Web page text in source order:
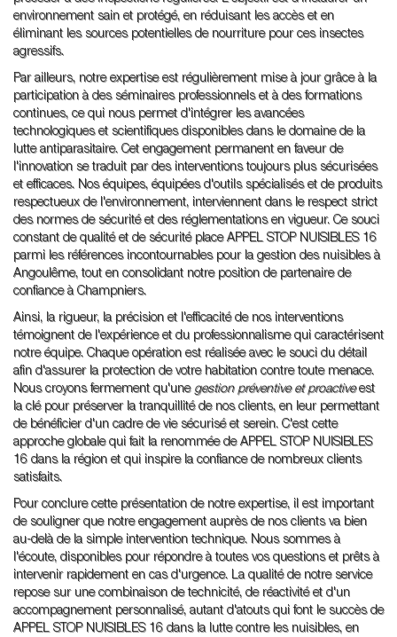
environnement sain et protégé, en réduisant les accès et en
éliminant les sources potentielles de nourriture pour ces insectes
agressifs.
Par ailleurs, notre expertise est régulièrement mise à jour grâce à la
participation à des séminaires professionnels et à des formations
continues, ce qui nous permet d'intégrer les avancées
technologiques et scientifiques disponibles dans le domaine de la
lutte antiparasitaire. Cet engagement permanent en faveur de
l'innovation se traduit par des interventions toujours plus sécurisées
et efficaces. Nos équipes, équipées d'outils spécialisés et de produits
respectueux de l'environnement, interviennent dans le respect strict
des normes de sécurité et des réglementations en vigueur. Ce souci
constant de qualité et de sécurité place APPEL STOP NUISIBLES 16
parmi les références incontournables pour la gestion des nuisibles à
Angoulême, tout en consolidant notre position de partenaire de
confiance à Champniers.
Ainsi, la rigueur, la précision et l'efficacité de nos interventions
témoignent de l'expérience et du professionnalisme qui caractérisent
notre équipe. Chaque opération est réalisée avec le souci du détail
afin d'assurer la protection de votre habitation contre toute menace.
Nous croyons fermement qu'une gestion préventive et proactiveest
la clé pour préserver la tranquillité de nos clients, en leur permettant
de bénéficier d'un cadre de vie sécurisé et serein. C'est cette
approche globale qui fait la renommée de APPEL STOP NUISIBLES
16 dans la région et qui inspire la confiance de nombreux clients
satisfaits.
Pour conclure cette présentation de notre expertise, il est important
de souligner que notre engagement auprès de nos clients va bien
au-delà de la simple intervention technique. Nous sommes à
l'écoute, disponibles pour répondre à toutes vos questions et prêts à
intervenir rapidement en cas d'urgence. La qualité de notre service
repose sur une combinaison de technicité, de réactivité et d'un
accompagnement personnalisé, autant d'atouts qui font le succès de
APPEL STOP NUISIBLES 16 dans la lutte contre les nuisibles, en